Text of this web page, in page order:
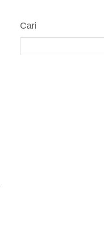
Cari